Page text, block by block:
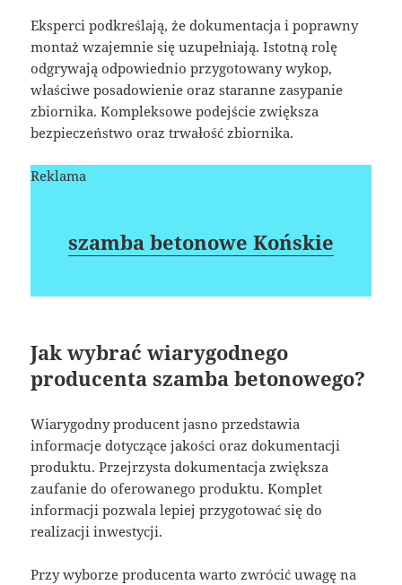
Eksperci podkreślają, że dokumentacja i poprawny
montaż wzajemnie się uzupełniają. Istotną rolę
odgrywają odpowiednio przygotowany wykop,
właściwe posadowienie oraz staranne zasypanie
zbiornika. Kompleksowe podejście zwiększa
bezpieczeństwo oraz trwałość zbiornika.
Reklama
szamba betonowe Końskie
Jak wybrać wiarygodnego
producenta szamba betonowego?
Wiarygodny producent jasno przedstawia
informacje dotyczące jakości oraz dokumentacji
produktu. Przejrzysta dokumentacja zwiększa
zaufanie do oferowanego produktu. Komplet
informacji pozwala lepiej przygotować się do
realizacji inwestycji.
Przy wyborze producenta warto zwrócić uwagę na